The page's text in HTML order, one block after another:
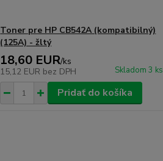
Toner pre HP CB542A (kompatibilný)
(125A) - žltý
18,60 EUR/ks
15,12 EUR bez DPH Skladom 3 ks
Pridať do košíka